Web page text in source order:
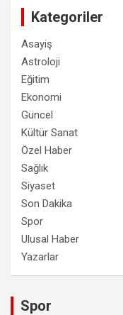
Kategoriler
Asayiş
Astroloji
Eğitim
Ekonomi
Güncel
Kültür Sanat
Özel Haber
Sağlık
Siyaset
Son Dakika
Spor
Ulusal Haber
Yazarlar
Spor